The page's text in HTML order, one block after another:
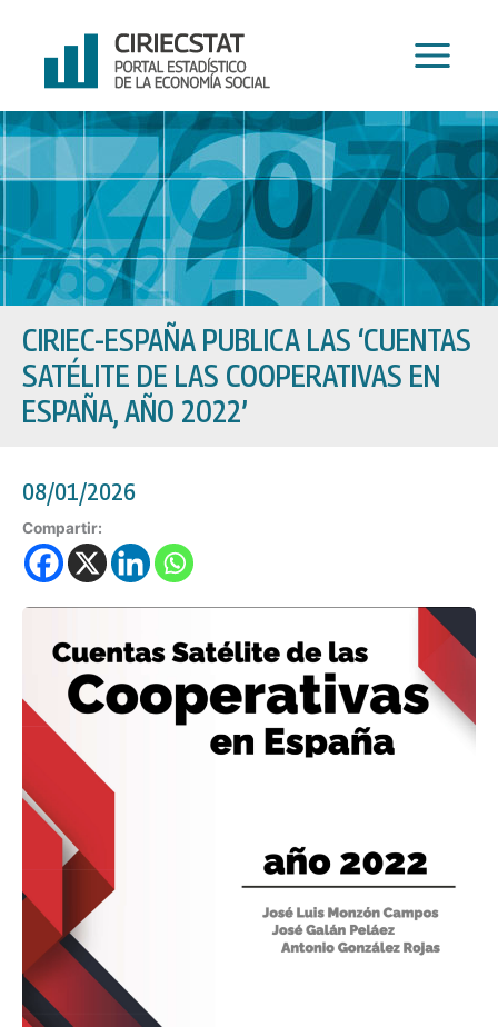
contenido
CIRIEC-ESPAÑA PUBLICA LAS ‘CUENTAS
SATÉLITE DE LAS COOPERATIVAS EN
ESPAÑA, AÑO 2022’
08/01/2026
Compartir: